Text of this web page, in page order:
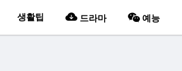
생활팁 드라마 예능